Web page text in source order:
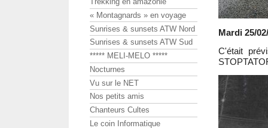
Mardi 25/
C'était
« Montagnards » en voyage
Sunrises & sunsets ATW Nord
Sunrises & sunsets ATW Sud
***** MELI-MELO *****
Nocturnes
Vu sur le NET
Nos petits amis
Chanteurs Cultes
Le coin Informatique